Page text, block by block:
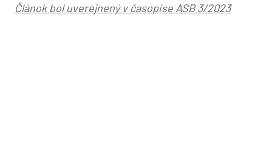
Článok bol uverejnený v časopise ASB 3/2023